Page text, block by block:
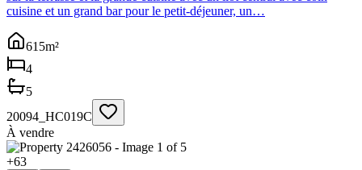
cuisine et un grand bar pour le petit-déjeuner, un…
615m²
4
5
20094_HC019C
À vendre
+63